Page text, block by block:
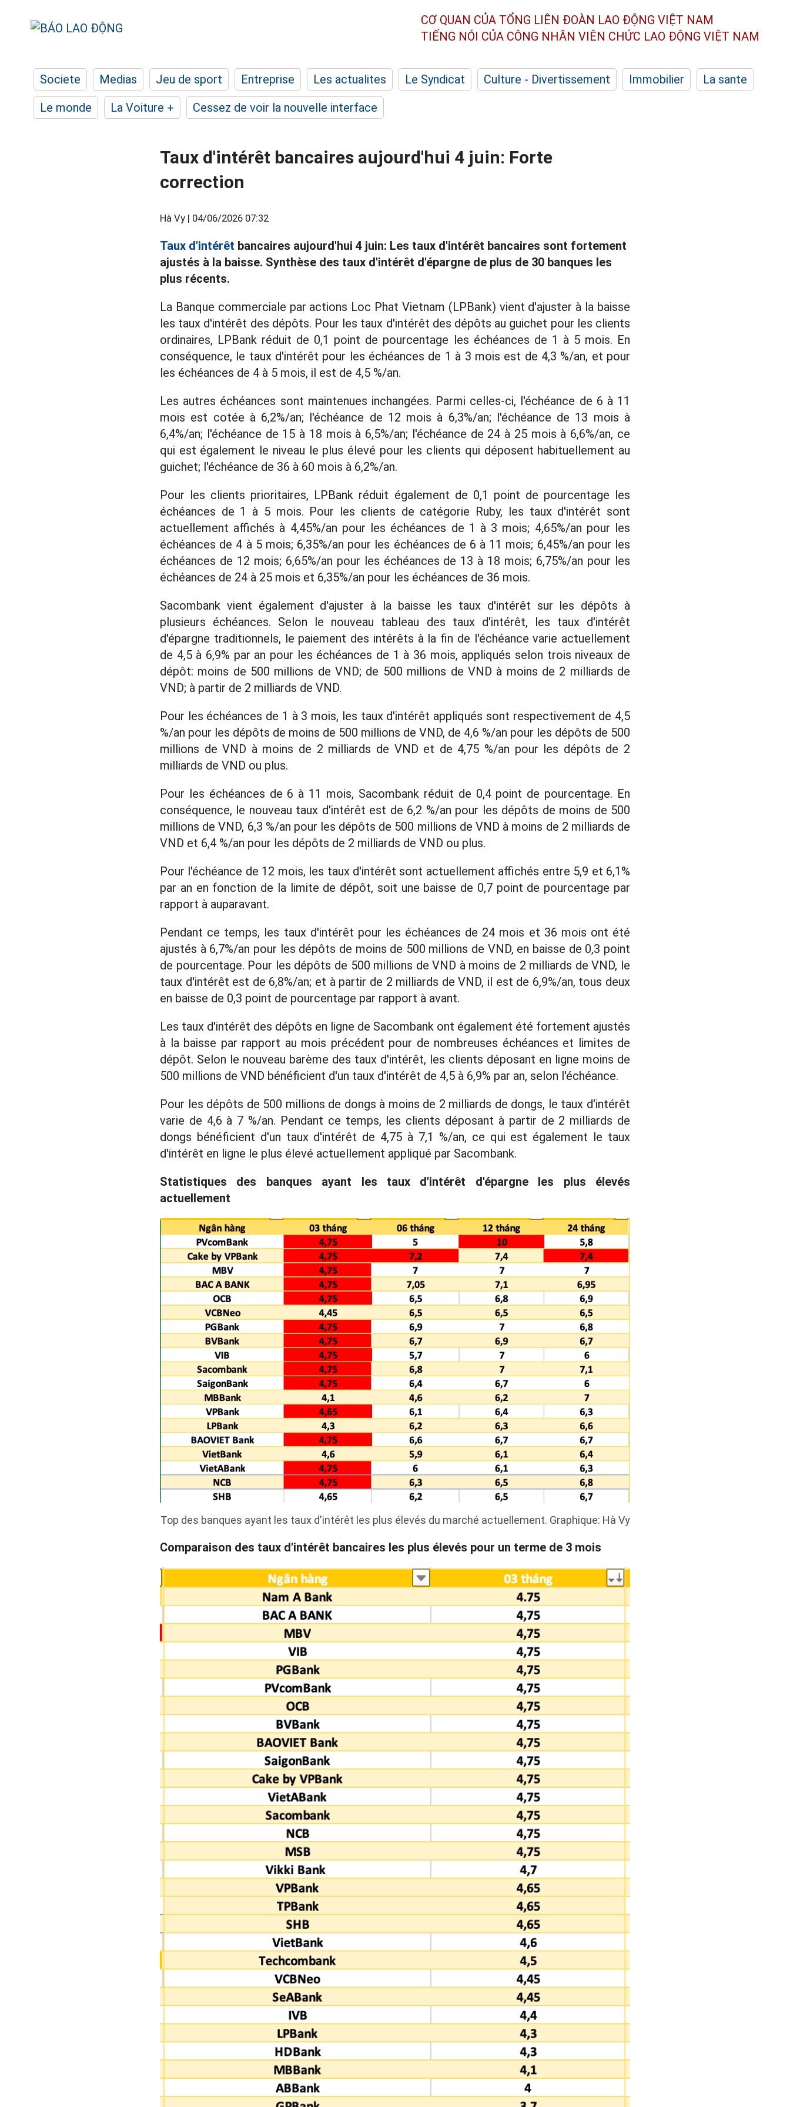
CƠ QUAN CỦA TỔNG LIÊN ĐOÀN LAO ĐỘNG VIỆT NAM
TIẾNG NÓI CỦA CÔNG NHÂN VIÊN CHỨC LAO ĐỘNG VIỆT NAM
Societe Medias Jeu de sport Entreprise Les actualites Le Syndicat Culture - Divertissement Immobilier
La sante
Le monde
La Voiture + Cessez de voir la nouvelle interface
Taux d'intérêt bancaires aujourd'hui 4 juin: Forte
correction
Hà Vy | 04/06/2026 07:32
Taux d'intérêt bancaires aujourd'hui 4 juin: Les taux d'intérêt bancaires sont fortement
ajustés à la baisse. Synthèse des taux d'intérêt d'épargne de plus de 30 banques les
plus récents.
La Banque commerciale par actions Loc Phat Vietnam (LPBank) vient d'ajuster à la baisse
les taux d'intérêt des dépôts. Pour les taux d'intérêt des dépôts au guichet pour les clients
ordinaires, LPBank réduit de 0,1 point de pourcentage les échéances de 1 à 5 mois. En
conséquence, le taux d'intérêt pour les échéances de 1 à 3 mois est de 4,3 %/an, et pour
les échéances de 4 à 5 mois, il est de 4,5 %/an.
Les autres échéances sont maintenues inchangées. Parmi celles-ci, l'échéance de 6 à 11
mois est cotée à 6,2%/an; l'échéance de 12 mois à 6,3%/an; l'échéance de 13 mois à
6,4%/an; l'échéance de 15 à 18 mois à 6,5%/an; l'échéance de 24 à 25 mois à 6,6%/an, ce
qui est également le niveau le plus élevé pour les clients qui déposent habituellement au
guichet; l'échéance de 36 à 60 mois à 6,2%/an.
Pour les clients prioritaires, LPBank réduit également de 0,1 point de pourcentage les
échéances de 1 à 5 mois. Pour les clients de catégorie Ruby, les taux d'intérêt sont
actuellement affichés à 4,45%/an pour les échéances de 1 à 3 mois; 4,65%/an pour les
échéances de 4 à 5 mois; 6,35%/an pour les échéances de 6 à 11 mois; 6,45%/an pour les
échéances de 12 mois; 6,65%/an pour les échéances de 13 à 18 mois; 6,75%/an pour les
échéances de 24 à 25 mois et 6,35%/an pour les échéances de 36 mois.
Sacombank vient également d'ajuster à la baisse les taux d'intérêt sur les dépôts à
plusieurs échéances. Selon le nouveau tableau des taux d'intérêt, les taux d'intérêt
d'épargne traditionnels, le paiement des intérêts à la fin de l'échéance varie actuellement
de 4,5 à 6,9% par an pour les échéances de 1 à 36 mois, appliqués selon trois niveaux de
dépôt: moins de 500 millions de VND; de 500 millions de VND à moins de 2 milliards de
VND; à partir de 2 milliards de VND.
Pour les échéances de 1 à 3 mois, les taux d'intérêt appliqués sont respectivement de 4,5
%/an pour les dépôts de moins de 500 millions de VND, de 4,6 %/an pour les dépôts de 500
millions de VND à moins de 2 milliards de VND et de 4,75 %/an pour les dépôts de 2
milliards de VND ou plus.
Pour les échéances de 6 à 11 mois, Sacombank réduit de 0,4 point de pourcentage. En
conséquence, le nouveau taux d'intérêt est de 6,2 %/an pour les dépôts de moins de 500
millions de VND, 6,3 %/an pour les dépôts de 500 millions de VND à moins de 2 milliards de
VND et 6,4 %/an pour les dépôts de 2 milliards de VND ou plus.
Pour l'échéance de 12 mois, les taux d'intérêt sont actuellement affichés entre 5,9 et 6,1%
par an en fonction de la limite de dépôt, soit une baisse de 0,7 point de pourcentage par
rapport à auparavant.
Pendant ce temps, les taux d'intérêt pour les échéances de 24 mois et 36 mois ont été
ajustés à 6,7%/an pour les dépôts de moins de 500 millions de VND, en baisse de 0,3 point
de pourcentage. Pour les dépôts de 500 millions de VND à moins de 2 milliards de VND, le
taux d'intérêt est de 6,8%/an; et à partir de 2 milliards de VND, il est de 6,9%/an, tous deux
en baisse de 0,3 point de pourcentage par rapport à avant.
Les taux d'intérêt des dépôts en ligne de Sacombank ont également été fortement ajustés
à la baisse par rapport au mois précédent pour de nombreuses échéances et limites de
dépôt. Selon le nouveau barème des taux d'intérêt, les clients déposant en ligne moins de
500 millions de VND bénéficient d'un taux d'intérêt de 4,5 à 6,9% par an, selon l'échéance.
Pour les dépôts de 500 millions de dongs à moins de 2 milliards de dongs, le taux d'intérêt
varie de 4,6 à 7 %/an. Pendant ce temps, les clients déposant à partir de 2 milliards de
dongs bénéficient d'un taux d'intérêt de 4,75 à 7,1 %/an, ce qui est également le taux
d'intérêt en ligne le plus élevé actuellement appliqué par Sacombank.
Statistiques des banques ayant les taux d'intérêt d'épargne les plus élevés
actuellement
Top des banques ayant les taux d'intérêt les plus élevés du marché actuellement. Graphique: Hà Vy
Comparaison des taux d'intérêt bancaires les plus élevés pour un terme de 3 mois